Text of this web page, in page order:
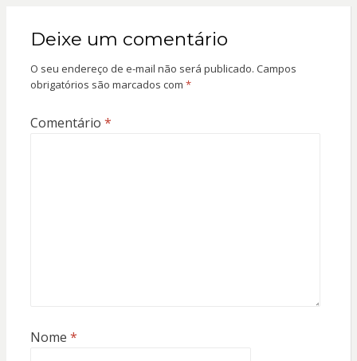
Deixe um comentário
O seu endereço de e-mail não será publicado. Campos
obrigatórios são marcados com *
Comentário *
Nome *